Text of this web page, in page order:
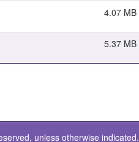
4.07 MB
5.37 MB
unless otherwise indicated.